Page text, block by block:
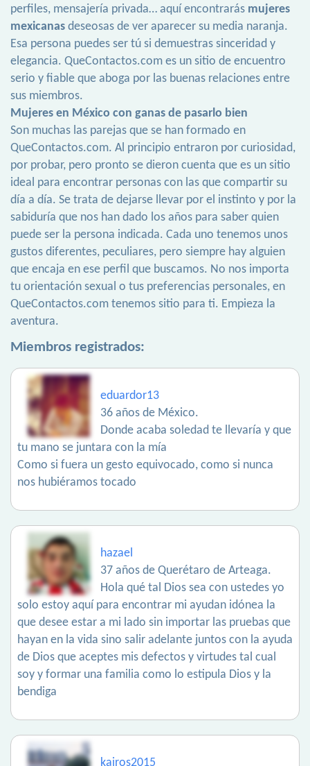
perfiles, mensajería privada… aquí encontrarás mujeres
mexicanas deseosas de ver aparecer su media naranja.
Esa persona puedes ser tú si demuestras sinceridad y
elegancia. QueContactos.com es un sitio de encuentro
serio y fiable que aboga por las buenas relaciones entre
sus miembros.
Mujeres en México con ganas de pasarlo bien
Son muchas las parejas que se han formado en
QueContactos.com. Al principio entraron por curiosidad,
por probar, pero pronto se dieron cuenta que es un sitio
ideal para encontrar personas con las que compartir su
día a día. Se trata de dejarse llevar por el instinto y por la
sabiduría que nos han dado los años para saber quien
puede ser la persona indicada. Cada uno tenemos unos
gustos diferentes, peculiares, pero siempre hay alguien
que encaja en ese perfil que buscamos. No nos importa
tu orientación sexual o tus preferencias personales, en
QueContactos.com tenemos sitio para ti. Empieza la
aventura.
Miembros registrados:
eduardor13
36 años de México.
Donde acaba soledad te llevaría y que
tu mano se juntara con la mía
Como si fuera un gesto equivocado, como si nunca
nos hubiéramos tocado
hazael
37 años de Querétaro de Arteaga.
Hola qué tal Dios sea con ustedes yo
solo estoy aquí para encontrar mi ayudan idónea la
que desee estar a mi lado sin importar las pruebas que
hayan en la vida sino salir adelante juntos con la ayuda
de Dios que aceptes mis defectos y virtudes tal cual
soy y formar una familia como lo estipula Dios y la
bendiga
kairos2015